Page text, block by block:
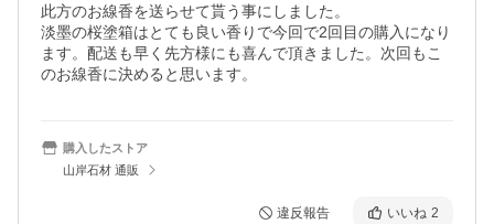
此方のお線香を送らせて貰う事にしました。
淡墨の桜塗箱はとても良い香りで今回で2回目の購入になり
ます。配送も早く先方様にも喜んで頂きました。次回もこ
のお線香に決めると思います。
購入したストア
山岸石材 通販
違反報告 いいね 2